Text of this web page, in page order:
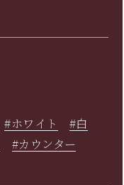
#ホワイト
#白
#カウンター